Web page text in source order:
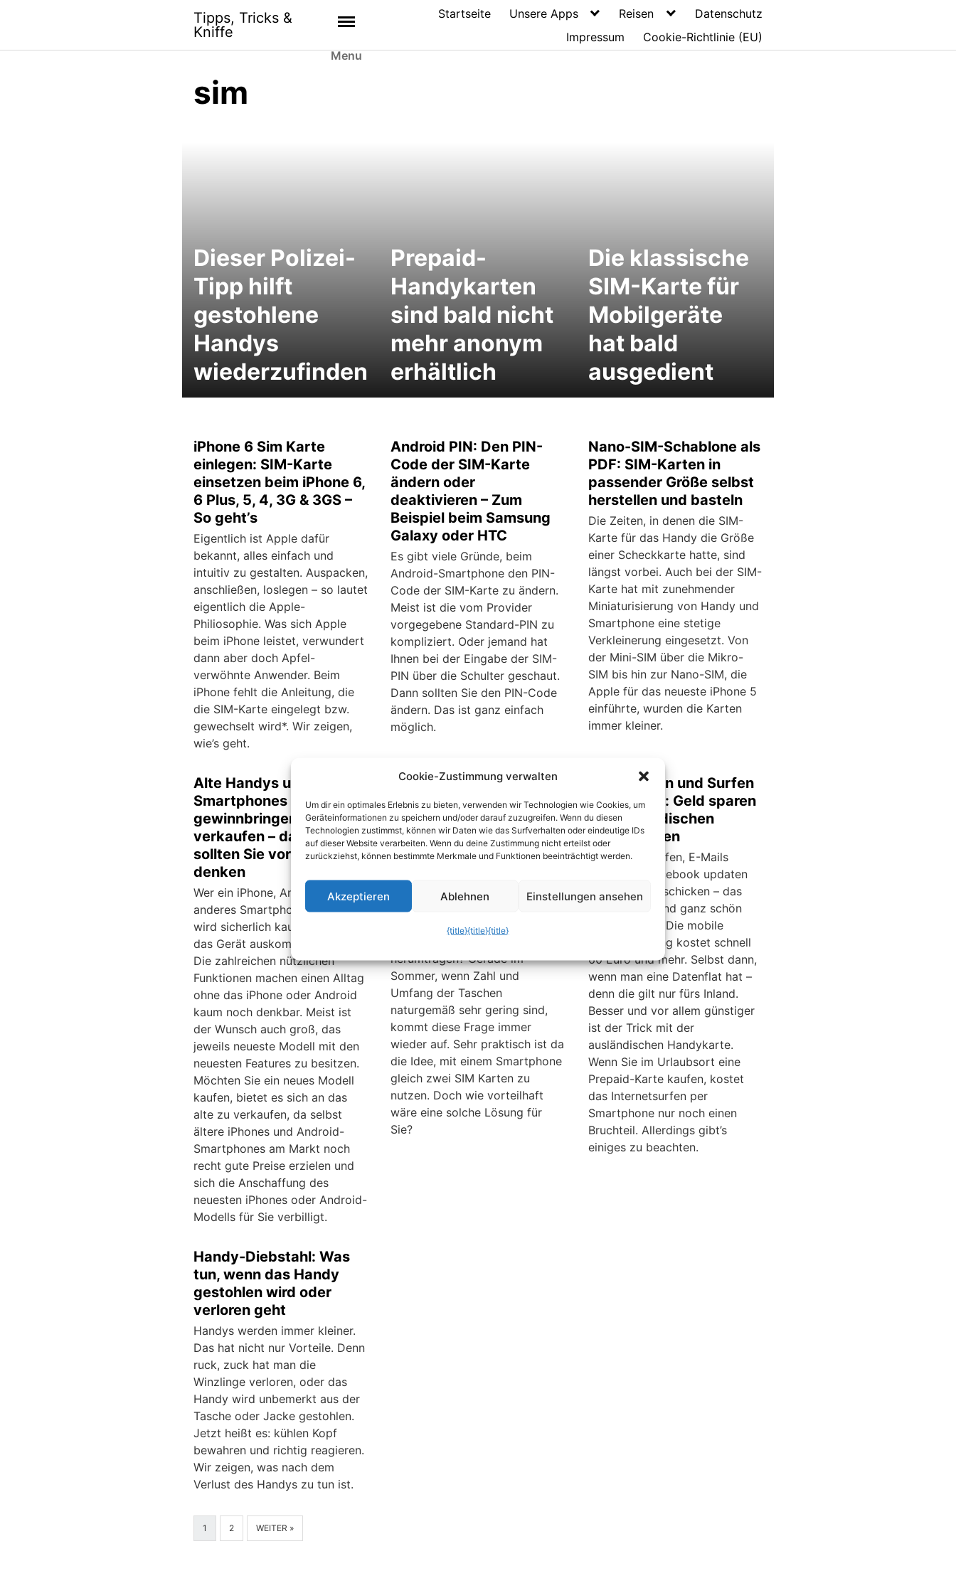
Tipps, Tricks &
Kniffe
Menu
Startseite Unsere Apps Reisen
Datenschutz
Impressum
Cookie-Richtlinie (EU)
sim
Dieser Polizei-
Tipp hilft
gestohlene
Handys
wiederzufinden
Prepaid-
Handykarten
sind bald nicht
mehr anonym
erhältlich
Die klassische
SIM-Karte für
Mobilgeräte
hat bald
ausgedient
iPhone 6 Sim Karte
einlegen: SIM-Karte
einsetzen beim iPhone 6,
6 Plus, 5, 4, 3G & 3GS –
So geht’s
Eigentlich ist Apple dafür
bekannt, alles einfach und
intuitiv zu gestalten. Auspacken,
anschließen, loslegen – so lautet
eigentlich die Apple-
Philiosophie. Was sich Apple
beim iPhone leistet, verwundert
dann aber doch Apfel-
verwöhnte Anwender. Beim
iPhone fehlt die Anleitung, die
die SIM-Karte eingelegt bzw.
gewechselt wird*. Wir zeigen,
wie’s geht.
Android PIN: Den PIN-
Code der SIM-Karte
ändern oder
deaktivieren – Zum
Beispiel beim Samsung
Galaxy oder HTC
Es gibt viele Gründe, beim
Android-Smartphone den PIN-
Code der SIM-Karte zu ändern.
Meist ist die vom Provider
vorgegebene Standard-PIN zu
kompliziert. Oder jemand hat
Ihnen bei der Eingabe der SIM-
PIN über die Schulter geschaut.
Dann sollten Sie den PIN-Code
ändern. Das ist ganz einfach
möglich.
Nano-SIM-Schablone als
PDF: SIM-Karten in
passender Größe selbst
herstellen und basteln
Die Zeiten, in denen die SIM-
Karte für das Handy die Größe
einer Scheckkarte hatte, sind
längst vorbei. Auch bei der SIM-
Karte hat mit zunehmender
Miniaturisierung von Handy und
Smartphone eine stetige
Verkleinerung eingesetzt. Von
der Mini-SIM über die Mikro-
SIM bis hin zur Nano-SIM, die
Apple für das neueste iPhone 5
einführte, wurden die Karten
immer kleiner.
Alte Handys und
Smartphones
gewinnbringend
verkaufen – daran
sollten Sie vorher
denken
Wer ein iPhone, Android oder
anderes Smartphones besitzt,
wird sicherlich kaum noch ohne
das Gerät auskommen wollen.
Die zahlreichen nützlichen
Funktionen machen einen Alltag
ohne das iPhone oder Android
kaum noch denkbar. Meist ist
der Wunsch auch groß, das
jeweils neueste Modell mit den
neuesten Features zu besitzen.
Möchten Sie ein neues Modell
kaufen, bietet es sich an das
alte zu verkaufen, da selbst
ältere iPhones und Android-
Smartphones am Markt noch
recht gute Preise erzielen und
sich die Anschaffung des
neuesten iPhones oder Android-
Modells für Sie verbilligt.
Zwei SIMs in einem
Handy: Geld sparen mit
Dual- SIM-Smartphones
Kennen Sie das auch? Da haben
Sie mehrere SIM-Karten und
Häufig gibt es einen privaten
und einen dienstlichen
Anschluss. Nur wollen Sie immer
herumtragen? Gerade im
Sommer, wenn Zahl und
Umfang der Taschen
naturgemäß sehr gering sind,
kommt diese Frage immer
wieder auf. Sehr praktisch ist da
die Idee, mit einem Smartphone
gleich zwei SIM Karten zu
nutzen. Doch wie vorteilhaft
wäre eine solche Lösung für
Sie?
Telefonieren und Surfen
im Ausland: Geld sparen
mit ausländischen
Handykarten
Per Handy surfen, E-Mails
schreiben, Facebook updaten
und Bilder verschicken – das
kann im Ausland ganz schön
teuer werden. Die mobile
Internetnutzung kostet schnell
60 Euro und mehr. Selbst dann,
wenn man eine Datenflat hat –
denn die gilt nur fürs Inland.
Besser und vor allem günstiger
ist der Trick mit der
ausländischen Handykarte.
Wenn Sie im Urlaubsort eine
Prepaid-Karte kaufen, kostet
das Internetsurfen per
Smartphone nur noch einen
Bruchteil. Allerdings gibt’s
einiges zu beachten.
Handy-Diebstahl: Was
tun, wenn das Handy
gestohlen wird oder
verloren geht
Handys werden immer kleiner.
Das hat nicht nur Vorteile. Denn
ruck, zuck hat man die
Winzlinge verloren, oder das
Handy wird unbemerkt aus der
Tasche oder Jacke gestohlen.
Jetzt heißt es: kühlen Kopf
bewahren und richtig reagieren.
Wir zeigen, was nach dem
Verlust des Handys zu tun ist.
1 2 WEITER »
Cookie-Zustimmung verwalten
Um dir ein optimales Erlebnis zu bieten, verwenden wir Technologien wie Cookies, um
Geräteinformationen zu speichern und/oder darauf zuzugreifen. Wenn du diesen
Technologien zustimmst, können wir Daten wie das Surfverhalten oder eindeutige IDs
auf dieser Website verarbeiten. Wenn du deine Zustimmung nicht erteilst oder
zurückziehst, können bestimmte Merkmale und Funktionen beeinträchtigt werden.
Akzeptieren Ablehnen Einstellungen ansehen
{title}{title}{title}